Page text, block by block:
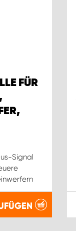
FÜR
Signal